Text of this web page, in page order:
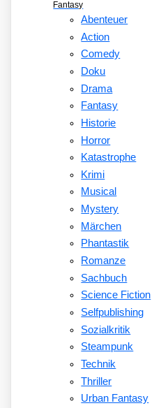
Fantasy
Abenteuer
Action
Comedy
Doku
Drama
Fantasy
Historie
Horror
Katastrophe
Krimi
Musical
Mystery
Märchen
Phantastik
Romanze
Sachbuch
Science Fiction
Selfpublishing
Sozialkritik
Steampunk
Technik
Thriller
Urban Fantasy